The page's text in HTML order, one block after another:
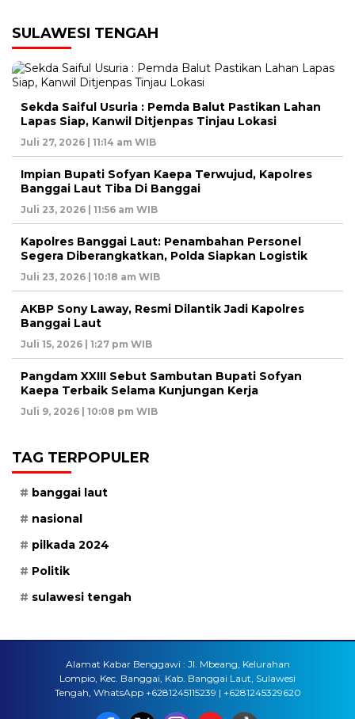
SULAWESI TENGAH
Sekda Saiful Usuria : Pemda Balut Pastikan Lahan
Lapas Siap, Kanwil Ditjenpas Tinjau Lokasi
Juli 27, 2026 | 11:14 am WIB
Impian Bupati Sofyan Kaepa Terwujud, Kapolres
Banggai Laut Tiba Di Banggai
Juli 23, 2026 | 11:56 am WIB
Kapolres Banggai Laut: Penambahan Personel
Segera Diberangkatkan, Polda Siapkan Logistik
Juli 23, 2026 | 10:18 am WIB
AKBP Sony Laway, Resmi Dilantik Jadi Kapolres
Banggai Laut
Juli 15, 2026 | 1:27 pm WIB
Pangdam XXIII Sebut Sambutan Bupati Sofyan
Kaepa Terbaik Selama Kunjungan Kerja
Juli 9, 2026 | 10:08 pm WIB
TAG TERPOPULER
banggai laut
nasional
pilkada 2024
Politik
sulawesi tengah
Alamat Kabar Benggawi : Jl. Mbeang, Kelurahan
Lompio, Kec. Banggai, Kab. Banggai Laut, Sulawesi
Tengah, WhatsApp +6281245115239 | +6281245329620